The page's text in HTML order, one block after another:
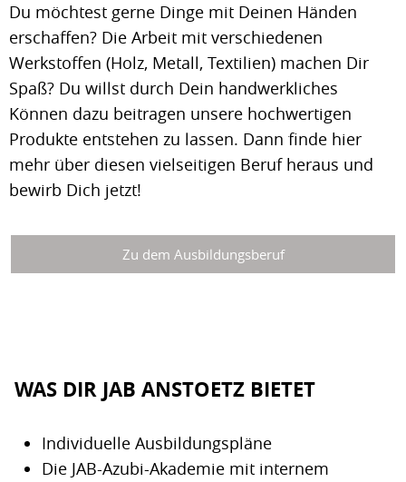
Du möchtest gerne Dinge mit Deinen Händen
erschaffen? Die Arbeit mit verschiedenen
Werkstoffen (Holz, Metall, Textilien) machen Dir
Spaß? Du willst durch Dein handwerkliches
Können dazu beitragen unsere hochwertigen
Produkte entstehen zu lassen. Dann finde hier
mehr über diesen vielseitigen Beruf heraus und
bewirb Dich jetzt!
Zu dem Ausbildungsberuf
WAS DIR JAB ANSTOETZ BIETET
Individuelle Ausbildungspläne
Die JAB-Azubi-Akademie mit internem